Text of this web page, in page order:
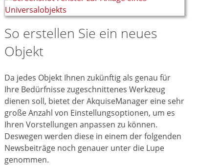
So erstellen Sie ein neues
Objekt
Da jedes Objekt Ihnen zukünftig als genau für
Ihre Bedürfnisse zugeschnittenes Werkzeug
dienen soll, bietet der AkquiseManager eine sehr
große Anzahl von Einstellungsoptionen, um es
Ihren Vorstellungen anpassen zu können.
Deswegen werden diese in einem der folgenden
Newsbeiträge noch genauer unter die Lupe
genommen.